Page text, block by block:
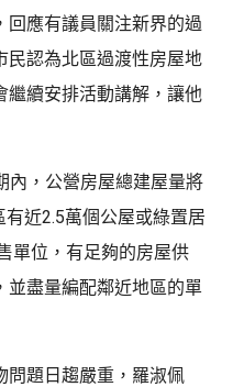
回應有議員關注新界的過
民認為北區過渡性房屋地
繼續安排活動講解，讓他
內，公營房屋總建屋量將
近2.5萬個公屋或綠置居
單位，有足夠的房屋供
並盡量編配鄰近地區的單
問題日趨嚴重，羅淑佩